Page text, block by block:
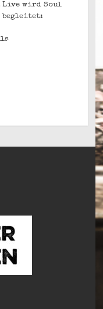
Live wird Soul
begleitet: